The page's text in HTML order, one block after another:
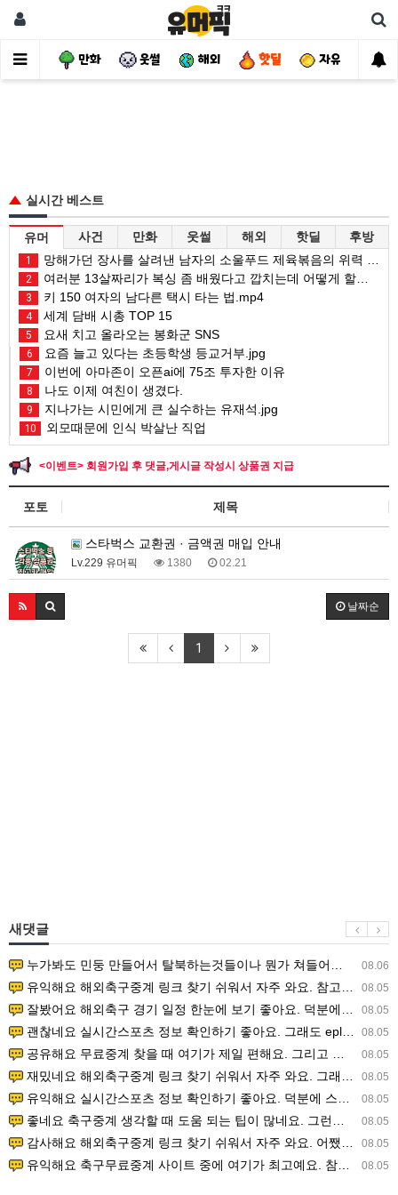
사건 만화 웃썰 해외 핫딜 자유
실시간 베스트
유머 사건 만화 웃썰 해외 핫딜 후방
1 망해가던 장사를 살려낸 남자의 소울푸드 제육볶음의 위력 ㅋㅋ
2 여러분 13살짜리가 복싱 좀 배웠다고 깝치는데 어떻게 할까요?
3 키 150 여자의 남다른 택시 타는 법.mp4
4 세계 담배 시총 TOP 15
5 요새 치고 올라오는 봉화군 SNS
6 요즘 늘고 있다는 초등학생 등교거부.jpg
7 이번에 아마존이 오픈ai에 75조 투자한 이유
8 나도 이제 여친이 생겼다.
9 지나가는 시민에게 큰 실수하는 유재석.jpg
10 외모때문에 인식 박살난 직업
<이벤트> 회원가입 후 댓글,게시글 작성시 상품권 지급
포토 제목
스타벅스 교환권 · 금액권 매입 안내
Lv.229 유머픽 1380 02.21
날짜순
1
새댓글
08.06
누가봐도 민둥 만들어서 탈북하는것들이나 뭔가 쳐들어오는 낌새를 미리 알아차리기 위함이지 저걸 전쟁준비라고 하…
08.05
유익해요 해외축구중계 링크 찾기 쉬워서 자주 와요. 참고로 무료스포츠중계 정보 확인할 때 출처 꼭 체크해요.…
08.05
잘봤어요 해외축구 경기 일정 한눈에 보기 좋아요. 덕분에 epl중계 볼 때 공식 중계 채널 먼저 찾아봐요. …
08.05
괜찮네요 실시간스포츠 정보 확인하기 좋아요. 그래도 epl중계 볼 때 공식 중계 채널 먼저 찾아봐요. 북마크…
08.05
공유해요 무료중계 찾을 때 여기가 제일 편해요. 그리고 무료스포츠중계 정보 확인할 때 출처 꼭 체크해요. 앞…
08.05
재밌네요 해외축구중계 링크 찾기 쉬워서 자주 와요. 그래서 해외축구중계도 정식 서비스로 봐야 안전해요. 다음…
08.05
유익해요 실시간스포츠 정보 확인하기 좋아요. 덕분에 스포츠중계는 합법적인 경로로만 시청하려 해요. 좋은 정보…
08.05
좋네요 축구중계 생각할 때 도움 되는 팁이 많네요. 그런데 해외축구중계도 정식 서비스로 봐야 안전해요. 다음…
08.05
감사해요 해외축구중계 링크 찾기 쉬워서 자주 와요. 어쨌든 축구무료중계도 합법적인 곳에서 봐야 마음 편해요.…
08.05
유익해요 축구무료중계 사이트 중에 여기가 최고예요. 참고로 축구무료중계도 합법적인 곳에서 봐야 마음 편해요.…